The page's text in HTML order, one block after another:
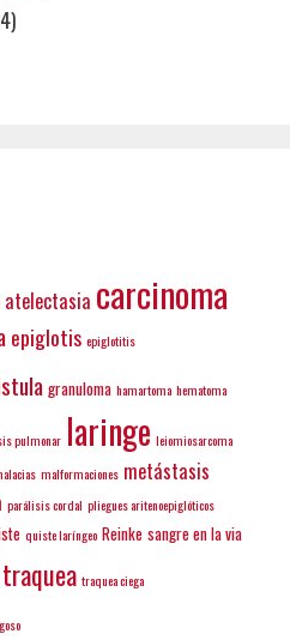
atelectasia carcinoma
epiglotis epiglotitis
granuloma hamartoma hematoma
pulmonar laringe leiomiosarcoma
malformaciones metástasis
parálisis cordal pliegues aritenoepiglóticos
quiste laríngeo Reinke sangre en la via
traquea traquea ciega